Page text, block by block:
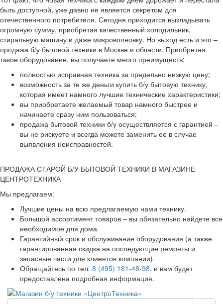
быть доступной, уже давно не является секретом для
отечественного потребителя. Сегодня приходится выкладывать
огромную сумму, приобретая качественный холодильник,
стиральную машину и даже микроволновку. Но выход есть и это –
продажа б/у бытовой техники в Москве и области. Приобретая
такое оборудование, вы получаете много преимуществ:
полностью исправная техника за предельно низкую цену;
возможность за те же деньги купить б/у бытовую технику,
которая имеет намного лучшие технические характеристики;
вы приобретаете желаемый товар намного быстрее и
начинаете сразу ним пользоваться;
продажа бытовой техники б/у осуществляется с гарантией –
вы не рискуете и всегда можете заменить ее в случае
выявления неисправностей.
ПРОДАЖА СТАРОЙ Б/У БЫТОВОЙ ТЕХНИКИ В МАГАЗИНЕ
ЦЕНТРОТЕХНИКА
Мы предлагаем:
Лучшие цены на всю предлагаемую нами технику.
Большой ассортимент товаров – вы обязательно найдете все
необходимое для дома.
Гарантийный срок и обслуживание оборудования (а также
гарантированная скидка на последующие ремонты и
запасные части для клиентов компании).
Обращайтесь по тел. 8 (495) 181-48-98, и вам будет
предоставлена подробная информация.